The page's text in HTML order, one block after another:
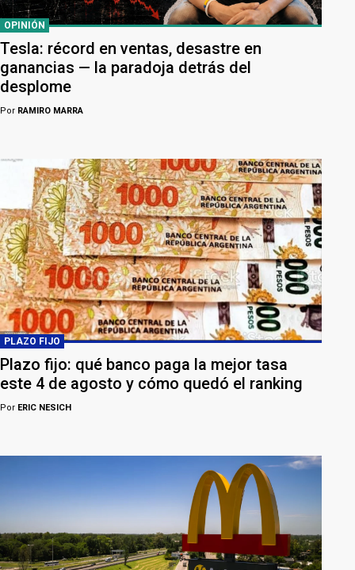
OPINIÓN
Tesla: récord en ventas, desastre en
ganancias — la paradoja detrás del
desplome
Por RAMIRO MARRA
PLAZO FIJO
Plazo fijo: qué banco paga la mejor tasa
este 4 de agosto y cómo quedó el ranking
Por ERIC NESICH